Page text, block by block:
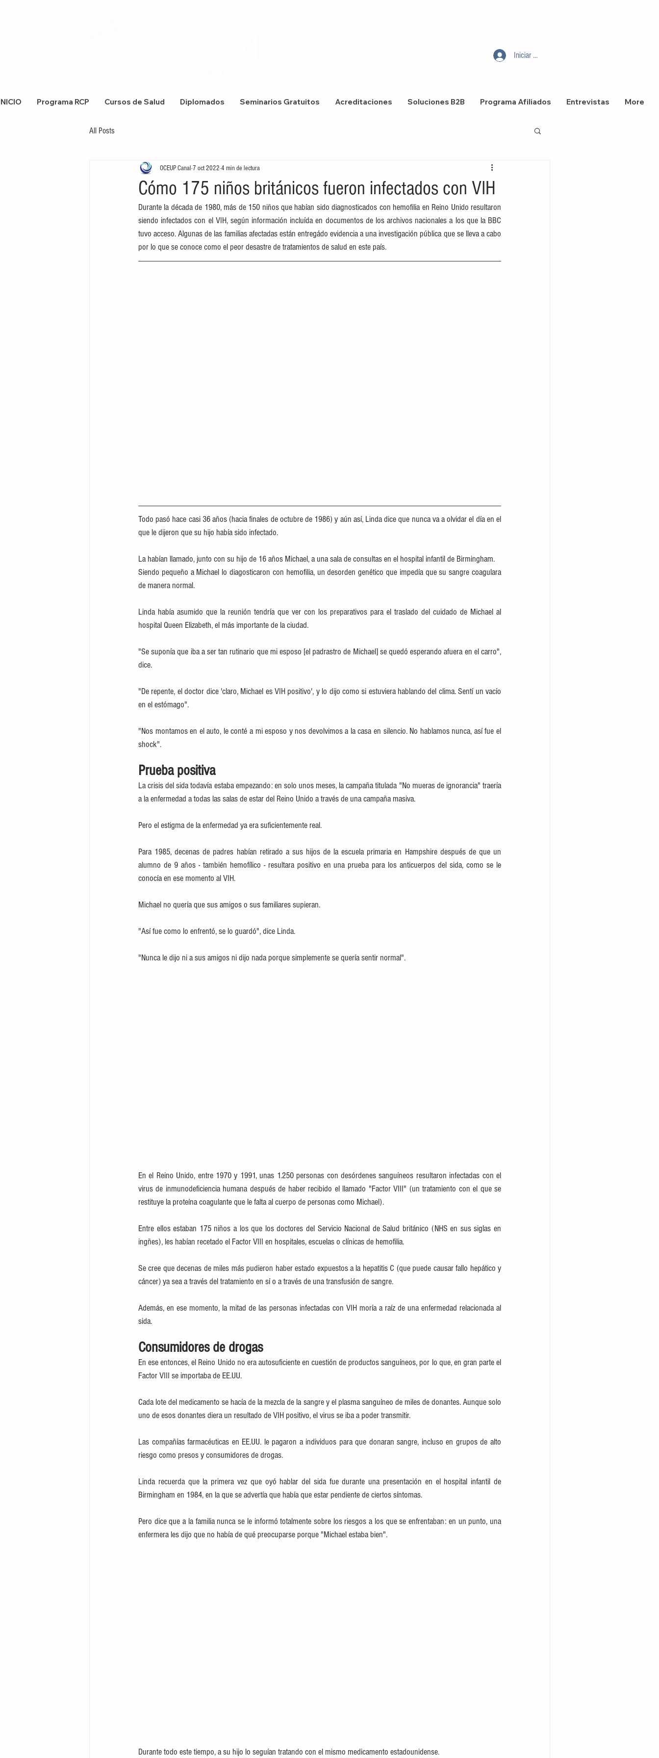
Iniciar sesión
Programa RCP Cursos de Salud Diplomados Seminarios Gratuitos Acreditaciones Soluciones B2B Programa Afiliados Entrevistas More
All Posts
Cómo 175 niños británicos fueron infectados con VIH
OCEUP Canal 7 oct 2022 4 min de lectura
Durante la década de 1980, más de 150 niños que habían sido diagnosticados con hemofilia en Reino Unido resultaron
siendo infectados con el VIH, según información incluída en documentos de los archivos nacionales a los que la BBC
tuvo acceso. Algunas de las familias afectadas están entregádo evidencia a una investigación pública que se lleva a cabo
por lo que se conoce como el peor desastre de tratamientos de salud en este país.
Todo pasó hace casi 36 años (hacia finales de octubre de 1986) y aún así, Linda dice que nunca va a olvidar el día en el
que le dijeron que su hijo había sido infectado.
La habían llamado, junto con su hijo de 16 años Michael, a una sala de consultas en el hospital infantil de Birmingham.
Siendo pequeño a Michael lo diagosticaron con hemofilia, un desorden genético que impedía que su sangre coagulara
de manera normal.
Linda había asumido que la reunión tendría que ver con los preparativos para el traslado del cuidado de Michael al
hospital Queen Elizabeth, el más importante de la ciudad.
"Se suponía que iba a ser tan rutinario que mi esposo [el padrastro de Michael] se quedó esperando afuera en el carro",
dice.
"De repente, el doctor dice 'claro, Michael es VIH positivo', y lo dijo como si estuviera hablando del clima. Sentí un vacío
en el estómago".
"Nos montamos en el auto, le conté a mi esposo y nos devolvimos a la casa en silencio. No hablamos nunca, así fue el
shock".
Prueba positiva
La crisis del sida todavía estaba empezando: en solo unos meses, la campaña titulada "No mueras de ignorancia" traería
a la enfermedad a todas las salas de estar del Reino Unido a través de una campaña masiva.
Pero el estigma de la enfermedad ya era suficientemente real.
Para 1985, decenas de padres habían retirado a sus hijos de la escuela primaria en Hampshire después de que un
alumno de 9 años - también hemofílico - resultara positivo en una prueba para los anticuerpos del sida, como se le
conocía en ese momento al VIH.
Michael no quería que sus amigos o sus familiares supieran.
"Así fue como lo enfrentó, se lo guardó", dice Linda.
"Nunca le dijo ni a sus amigos ni dijo nada porque simplemente se quería sentir normal".
En el Reino Unido, entre 1970 y 1991, unas 1.250 personas con desórdenes sanguíneos resultaron infectadas con el
virus de inmunodeficiencia humana después de haber recibido el llamado "Factor VIII" (un tratamiento con el que se
restituye la proteína coagulante que le falta al cuerpo de personas como Michael).
Entre ellos estaban 175 niños a los que los doctores del Servicio Nacional de Salud británico (NHS en sus siglas en
ingñes), les habían recetado el Factor VIII en hospitales, escuelas o clínicas de hemofilia.
Se cree que decenas de miles más pudieron haber estado expuestos a la hepatitis C (que puede causar fallo hepático y
cáncer) ya sea a través del tratamiento en sí o a través de una transfusión de sangre.
Además, en ese momento, la mitad de las personas infectadas con VIH moría a raíz de una enfermedad relacionada al
sida.
Consumidores de drogas
En ese entonces, el Reino Unido no era autosuficiente en cuestión de productos sanguíneos, por lo que, en gran parte el
Factor VIII se importaba de EE.UU.
Cada lote del medicamento se hacía de la mezcla de la sangre y el plasma sanguíneo de miles de donantes. Aunque solo
uno de esos donantes diera un resultado de VIH positivo, el virus se iba a poder transmitir.
Las compañías farmacéuticas en EE.UU. le pagaron a individuos para que donaran sangre, incluso en grupos de alto
riesgo como presos y consumidores de drogas.
Linda recuerda que la primera vez que oyó hablar del sida fue durante una presentación en el hospital infantil de
Birmingham en 1984, en la que se advertía que había que estar pendiente de ciertos síntomas.
Pero dice que a la familia nunca se le informó totalmente sobre los riesgos a los que se enfrentaban: en un punto, una
enfermera les dijo que no había de qué preocuparse porque "Michael estaba bien".
Durante todo este tiempo, a su hijo lo seguían tratando con el mismo medicamento estadounidense.